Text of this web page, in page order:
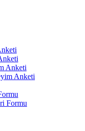
Anketi
Anketi
Formu